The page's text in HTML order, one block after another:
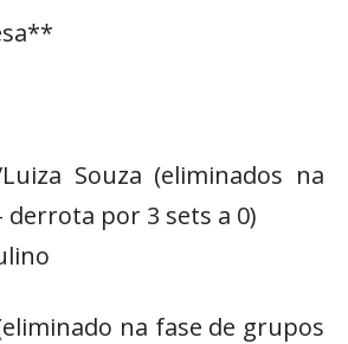
Souza (eliminados na
derrota por 3 sets a 0)
na fase de grupos